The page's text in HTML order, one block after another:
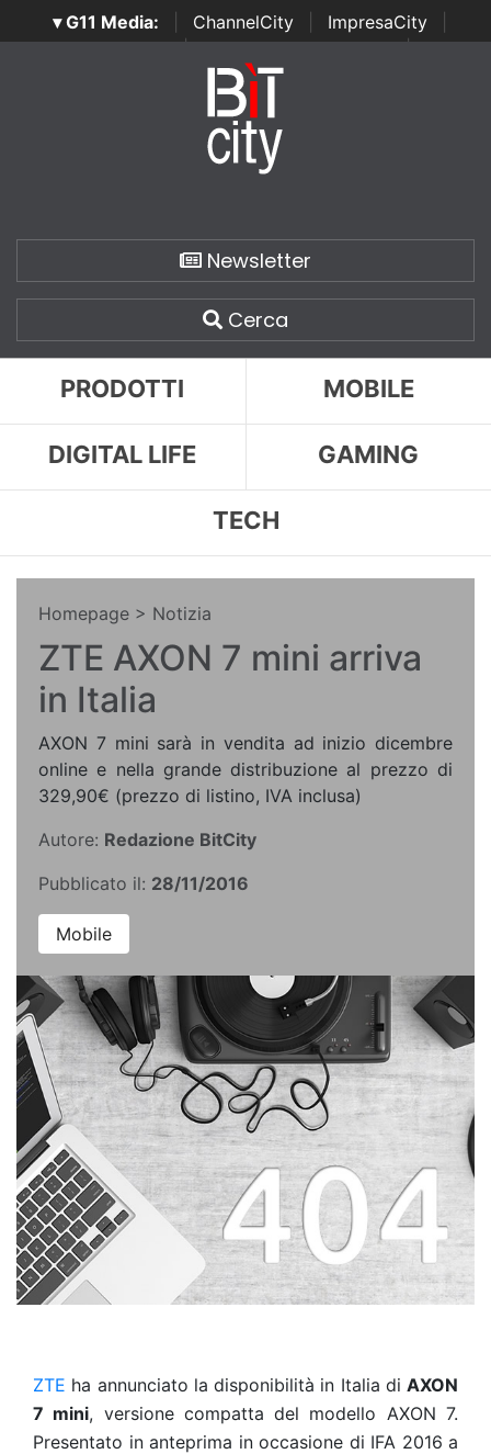
▾ G11 Media: ChannelCity ImpresaCity
SecurityOpenLab | Italian Channel Awards | Italian
Italian Security Awards
Newsletter
Cerca
PRODOTTI MOBILE
DIGITAL LIFE GAMING
TECH
Homepage > Notizia
ZTE AXON 7 mini arriva
in Italia
AXON 7 mini sarà in vendita ad inizio dicembre
online e nella grande distribuzione al prezzo di
329,90€ (prezzo di listino, IVA inclusa)
Autore: Redazione BitCity
Pubblicato il: 28/11/2016
Mobile
ZTE ha annunciato la disponibilità in Italia di AXON
7 mini, versione compatta del modello AXON 7.
Presentato in anteprima in occasione di IFA 2016 a